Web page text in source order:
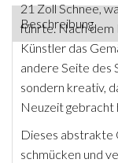
Beschreibung
21 Zoll Schnee,
führte. Nach dem
Künstler das
andere Seite des
sondern kreativ,
Neuzeit gebracht
Dieses abstrakte
schmücken und